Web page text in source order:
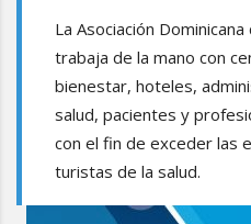
La Asociación
trabaja de la mano con
bienestar, hoteles,
salud, pacientes y
con el fin de exceder las
turistas de la salud.